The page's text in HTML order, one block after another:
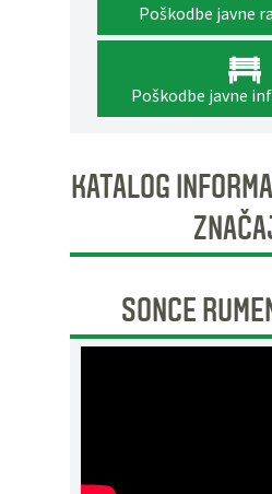
Poškodbe javne
Poškodbe javne
KATALOG
SONCE